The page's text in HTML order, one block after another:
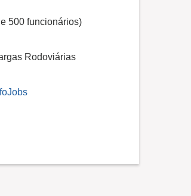
500 funcionários)
Rodoviárias